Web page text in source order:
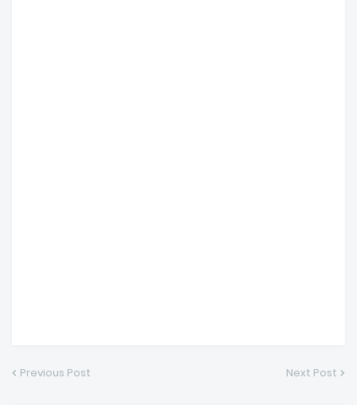
Previous Post Next Post